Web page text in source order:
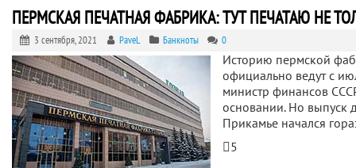
ПЕРМСКАЯ ПЕЧАТНАЯ ФАБРИКА: ТУТ ПЕЧАТАЮ НЕ
3 сентября, 2021 PaveL Банкноты 0
Историю пермской
официально ведут с
министр финансов
основании. Но выпуск
Прикамье начался
5